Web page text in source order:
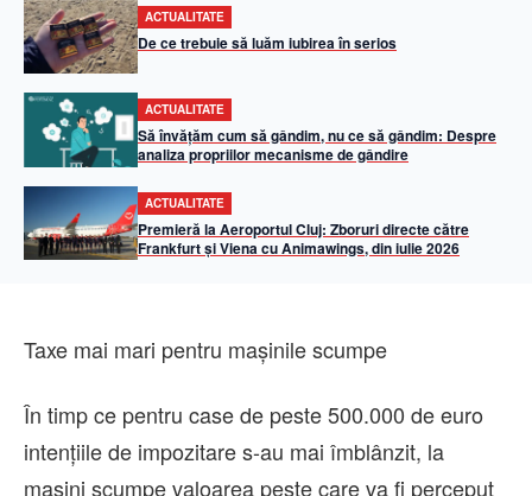
ACTUALITATE
De ce trebuie să luăm iubirea în serios
ACTUALITATE
Să învățăm cum să gândim, nu ce să gândim: Despre
analiza propriilor mecanisme de gândire
ACTUALITATE
Premieră la Aeroportul Cluj: Zboruri directe către
Frankfurt și Viena cu Animawings, din iulie 2026
Taxe mai mari pentru mașinile scumpe
În timp ce pentru case de peste 500.000 de euro
intențiile de impozitare s-au mai îmblânzit, la
mașini scumpe valoarea peste care va fi perceput